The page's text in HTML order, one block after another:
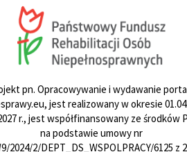
pn. Opracowywanie i wydawanie
jest realizowany w okresie
r., jest współfinansowany ze środków
na podstawie umowy nr
2024/2/DEPT_DS_WSPOLPRACY/6125 z